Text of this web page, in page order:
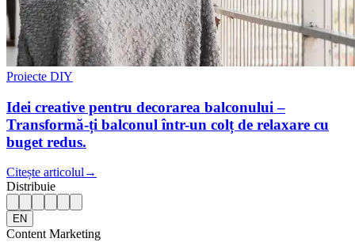
Proiecte DIY
Idei creative pentru decorarea balconului –
Transformă-ți balconul într-un colț de relaxare cu
buget redus.
Citește articolul →
Distribuie
EN
Content Marketing